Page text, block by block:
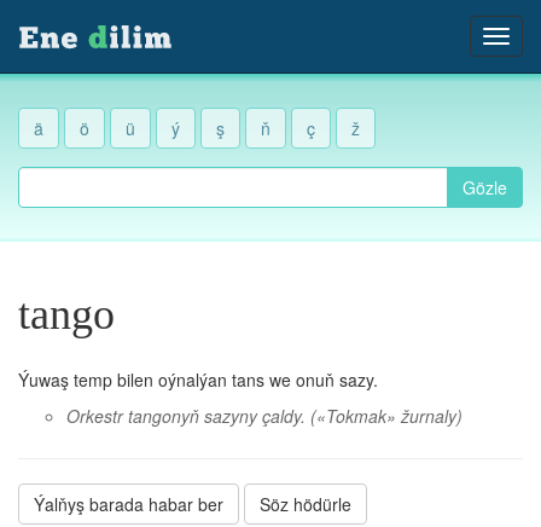
ä ö ü ý ş ň ç ž
Gözle
tango
Ýuwaş temp bilen oýnalýan tans we onuň sazy.
Orkestr tangonyň sazyny çaldy. («Tokmak» žurnaly)
Ýalňyş barada habar ber Söz hödürle